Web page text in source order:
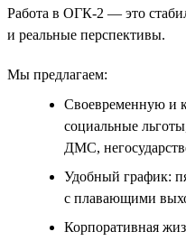
Работа в ОГК-2 — это
и реальные перспективы.
Мы предлагаем:
Своевременную и
социальные
ДМС,
Удобный график:
с плавающими
Корпоративная